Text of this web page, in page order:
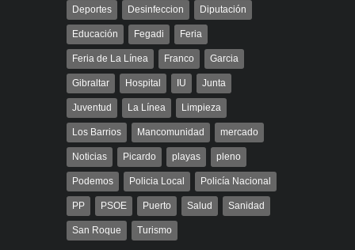
Deportes Desinfeccion Diputación
Educación Fegadi Feria
Feria de La Línea Franco Garcia
Gibraltar Hospital IU Junta
Juventud La Línea Limpieza
Los Barrios Mancomunidad mercado
Noticias Picardo playas pleno
Podemos Policia Local Policía Nacional
PP PSOE Puerto Salud Sanidad
San Roque Turismo